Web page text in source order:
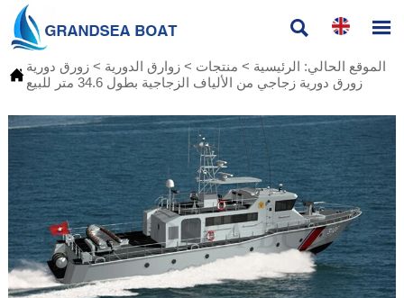
 
 الموقع الحالي: الرئيسية > منتجات >زوارق الدورية >زورق دورية
زورق دورية زجاجي من الألياف الزجاجية بطول 34.6 متر للبيع